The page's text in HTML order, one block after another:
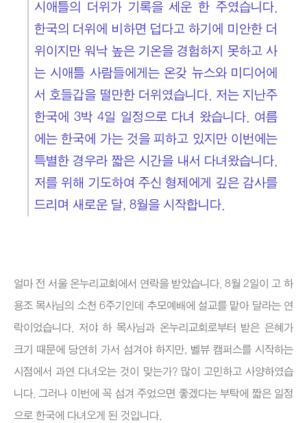
시애틀의 더위가 기록을 세운 한 주였습니다.
한국의 더위에 비하면 덥다고 하기에 미안한 더
위이지만 워낙 높은 기온을 경험하지 못하고 사
는 시애틀 사람들에게는 온갖 뉴스와 미디어에
서 호들갑을 떨만한 더위였습니다. 저는 지난주
한국에 3박 4일 일정으로 다녀 왔습니다. 여름
에는 한국에 가는 것을 피하고 있지만 이번에는
특별한 경우라 짧은 시간을 내서 다녀왔습니다.
저를 위해 기도하여 주신 형제에게 깊은 감사를
드리며 새로운 달, 8월을 시작합니다.
얼마 전 서울 온누리교회에서 연락을 받았습니다. 8월 2일이 고 하
용조 목사님의 소천 6주기인데 추모예배에 설교를 맡아 달라는 연
락이었습니다. 저야 하 목사님과 온누리교회로부터 받은 은혜가
크기 때문에 당연히 가서 섬겨야 하지만, 벨뷰 캠퍼스를 시작하는
시점에서 과연 다녀오는 것이 맞는가? 많이 고민하고 사양하였습
니다. 그러나 이번에 꼭 섬겨 주었으면 좋겠다는 부탁에 짧은 일정
으로 한국에 다녀오게 된 것입니다.